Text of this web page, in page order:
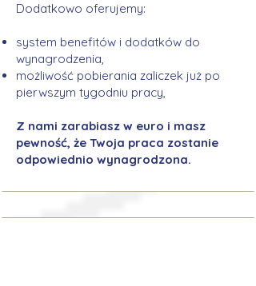
Dodatkowo oferujemy:
system benefitów i dodatków do
wynagrodzenia,
możliwość pobierania zaliczek już po
pierwszym tygodniu pracy,
Z nami zarabiasz w euro i masz
pewność, że Twoja praca zostanie
odpowiednio wynagrodzona.